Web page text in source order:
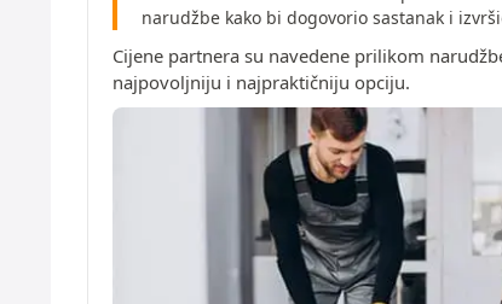
narudžbe kako bi dogovorio sastanak i
Cijene partnera su navedene prilikom
najpovoljniju i najpraktičniju opciju.